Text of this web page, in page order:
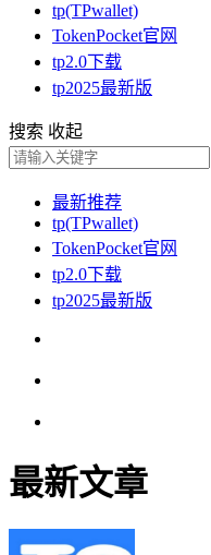
tp(TPwallet)
TokenPocket官网
tp2.0下载
tp2025最新版
搜索 收起
最新推荐
tp(TPwallet)
TokenPocket官网
tp2.0下载
tp2025最新版
最新文章